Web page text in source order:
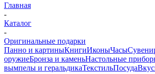
Главная
-
Каталог
-
Оригинальные подарки
Панно и картиныКнигиИконыЧасы
оружиеБронза и каменьНастольные
вымпелы и геральдикаТекстильПосуда